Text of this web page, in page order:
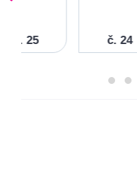
č. 25 č. 24